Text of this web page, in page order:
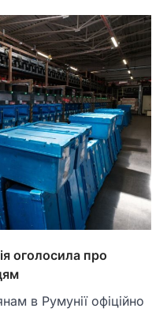
оголосила про
в Румунії офіційно